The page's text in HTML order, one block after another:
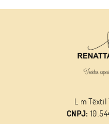
L m Têxtil
CNPJ: